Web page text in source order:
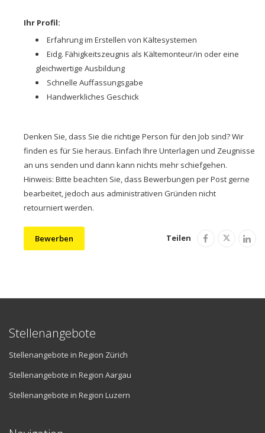
Ihr Profil:
Erfahrung im Erstellen von Kältesystemen
Eidg. Fähigkeitszeugnis als Kältemonteur/in oder eine
gleichwertige Ausbildung
Schnelle Auffassungsgabe
Handwerkliches Geschick
Denken Sie, dass Sie die richtige Person für den Job sind? Wir
finden es für Sie heraus. Einfach Ihre Unterlagen und Zeugnisse
an uns senden und dann kann nichts mehr schiefgehen.
Hinweis: Bitte beachten Sie, dass Bewerbungen per Post gerne
bearbeitet, jedoch aus administrativen Gründen nicht
retourniert werden.
Bewerben Teilen
Stellenangebote
Stellenangebote in Region Zürich
Stellenangebote in Region Aargau
Stellenangebote in Region Luzern